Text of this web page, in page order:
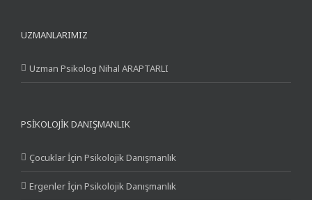
UZMANLARIMIZ
Uzman Psikolog Nihal ARAPTARLI
PSIKOLOJIK DANIŞMANLIK
Çocuklar İçin Psikolojik Danışmanlık
Ergenler İçin Psikolojik Danışmanlık